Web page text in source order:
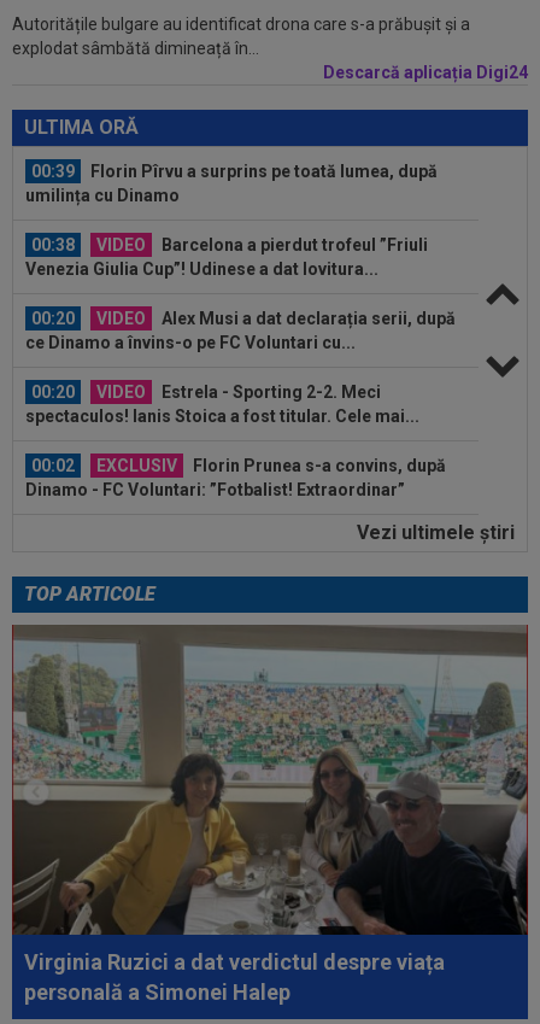
Autoritățile bulgare au identificat drona care s-a prăbușit și a
explodat sâmbătă dimineață în...
Descarcă aplicația Digi24
ULTIMA ORĂ
23:58 EXCLUSIV
Salariul lui Marius Șumudică la
CFR Cluj. Peste Pancu la Rapid și de două ori...
întrebat de Adrian Mazilu după...
00:39
Florin Pîrvu a surprins pe toată lumea, după
umilința cu Dinamo
00:38 VIDEO
Barcelona a pierdut trofeul ”Friuli
Venezia Giulia Cup”! Udinese a dat lovitura...
00:20 VIDEO
Alex Musi a dat declarația serii, după
ce Dinamo a învins-o pe FC Voluntari cu...
00:20 VIDEO
Estrela - Sporting 2-2. Meci
spectaculos! Ianis Stoica a fost titular. Cele mai...
00:02 EXCLUSIV
Florin Prunea s-a convins, după
Dinamo - FC Voluntari: ”Fotbalist! Extraordinar”
Ion Gheorghe a rupt tăcerea, după ce a
23:58 EXCLUSIV
Salariul lui Marius Șumudică la
CFR Cluj. Peste Pancu la Rapid și de două ori...
00:39
Reacția total neașteptată a lui Nuno Campos,
întrebat de Adrian Mazilu după...
00:39
Florin Pîrvu a surprins pe toată lumea, după
umilința cu Dinamo
VIDEO
Barcelona a pierdut trofeul ”Friuli
Venezia Giulia Cup”! Udinese a dat lovitura...
00:20 VIDEO
Alex Musi a dat declarația serii, după
ce Dinamo a învins-o pe FC Voluntari cu...
00:20 VIDEO
Estrela - Sporting 2-2. Meci
spectaculos! Ianis Stoica a fost titular. Cele mai...
Vezi ultimele ştiri
TOP ARTICOLE
Virginia Ruzici a dat verdictul despre viața
personală a Simonei Halep